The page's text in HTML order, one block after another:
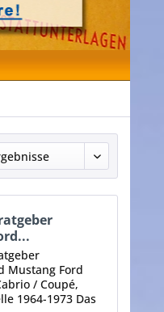
Mustang Ford
/ Coupé,
1964-1973 Das